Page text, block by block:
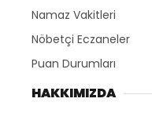
Namaz Vakitleri
Nöbetçi Eczaneler
Puan Durumları
HAKKIMIZDA